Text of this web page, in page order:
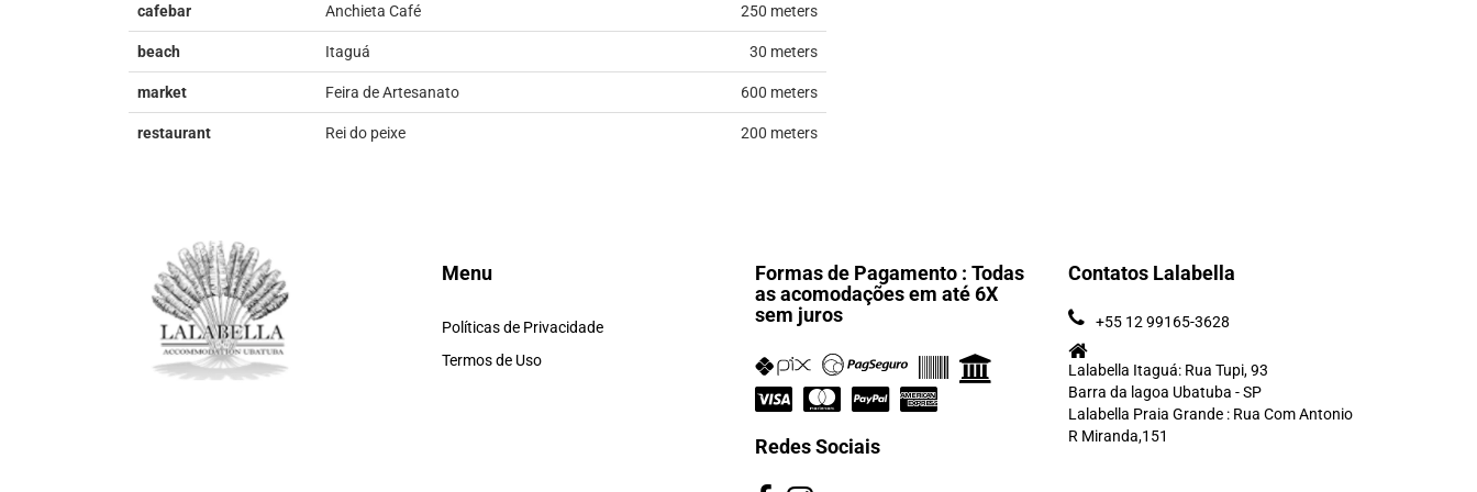
cafebar Anchieta Café 250 meters
beach Itaguá 30 meters
market Feira de Artesanato 600 meters
restaurant Rei do peixe 200 meters
Menu
Políticas de Privacidade
Termos de Uso
Formas de Pagamento : Todas
as acomodações em até 6X
sem juros
Redes Sociais
Contatos Lalabella
+55 12 99165-3628
Lalabella Itaguá: Rua Tupi, 93
Barra da lagoa Ubatuba - SP
Lalabella Praia Grande : Rua Com Antonio
R Miranda,151